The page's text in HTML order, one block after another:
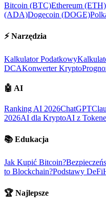
Bitcoin (BTC)Ethereum (ETH)
(ADA)Dogecoin (DOGE)
⚡ Narzędzia
Kalkulator Podatkowy
DCAKonwerter Krypto
🤖 AI
Ranking AI 2026ChatGPT
2026AI dla KryptoAI z
📚 Edukacja
Jak Kupić Bitcoin?
to Blockchain?Podstawy DeFi
🏆 Najlepsze